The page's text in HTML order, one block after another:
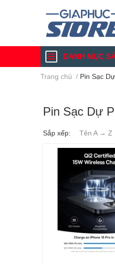
DANH MỤC
Trang chủ / Pin Sạc
Pin Sạc Dự
Sắp xếp: Tên A → Z